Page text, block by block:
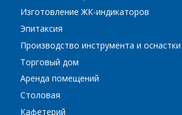
Изготовление ЖК-индикаторов
Эпитаксия
Производство инструмента и оснастки
Торговый дом
Аренда помещений
Столовая
Кафетерий